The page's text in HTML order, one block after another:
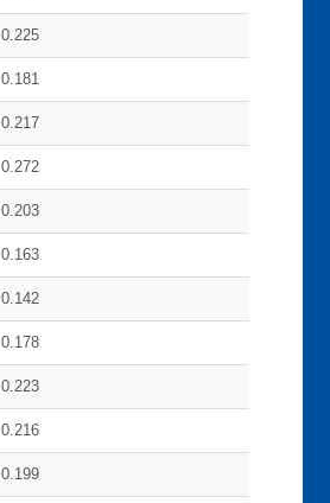
0.225
0.181
0.217
0.272
0.203
0.163
0.142
0.178
0.223
0.216
0.199